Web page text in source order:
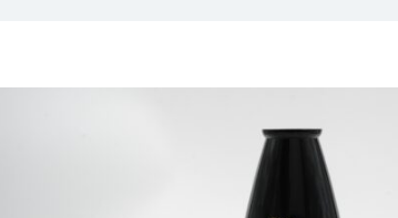
食器・キッチン用品 文具・ス
茶道具・書
高岡銅器 高岡漆器 井波新
内祝い 結婚祝い 還暦祝い
ご利用ガイド オ